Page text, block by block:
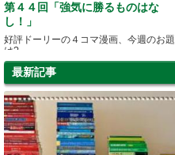
第４４回「強気に勝るものはな
し！」
好評ドーリーの４コマ漫画、今週のお題
は?
最新記事